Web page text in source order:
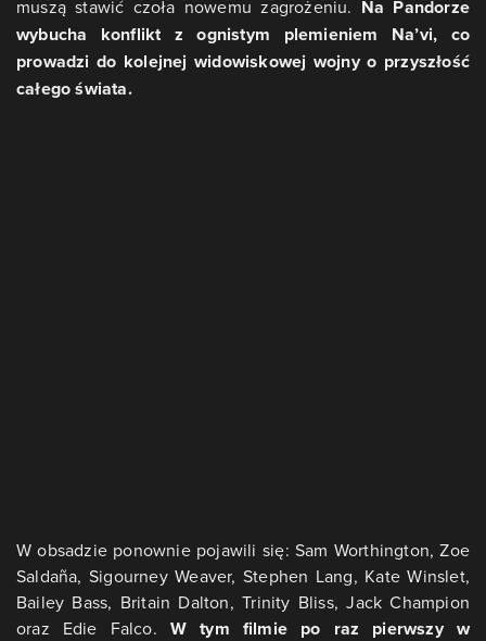
muszą stawić czoła nowemu zagrożeniu. Na Pandorze
wybucha konflikt z ognistym plemieniem Na’vi, co
prowadzi do kolejnej widowiskowej wojny o przyszłość
całego świata.
W obsadzie ponownie pojawili się: Sam Worthington, Zoe
Saldaña, Sigourney Weaver, Stephen Lang, Kate Winslet,
Bailey Bass, Britain Dalton, Trinity Bliss, Jack Champion
oraz Edie Falco. W tym filmie po raz pierwszy w